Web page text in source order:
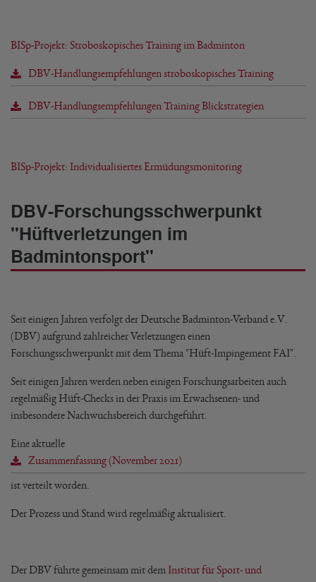
BISp-Projekt: Stroboskopisches Training im Badminton
DBV-Handlungsempfehlungen stroboskopisches Training
DBV-Handlungsempfehlungen Training Blickstrategien
BISp-Projekt: Individualisiertes Ermüdungsmonitoring
DBV-Forschungsschwerpunkt
"Hüftverletzungen im
Badmintonsport"
Seit einigen Jahren verfolgt der Deutsche Badminton-Verband e.V.
(DBV) aufgrund zahlreicher Verletzungen einen
Forschungsschwerpunkt mit dem Thema "Hüft-Impingement FAI".
Seit einigen Jahren werden neben einigen Forschungsarbeiten auch
regelmäßig Hüft-Checks in der Praxis im Erwachsenen- und
insbesondere Nachwuchsbereich durchgeführt.
Eine aktuelle
Zusammenfassung (November 2021)
ist verteilt worden.
Der Prozess und Stand wird regelmäßig aktualisiert.
Der DBV führte gemeinsam mit dem Institut für Sport- und